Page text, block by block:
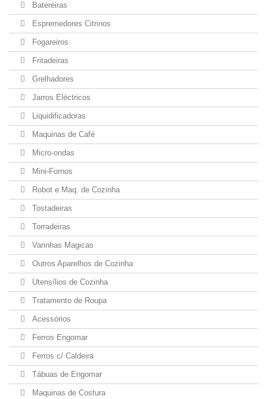
Batereiras
Espremedores Citrinos
Fogareiros
Fritadeiras
Grelhadores
Jarros Eléctricos
Liquidificadoras
Maquinas de Café
Micro-ondas
Mini-Fornos
Robot e Maq. de Cozinha
Tostadeiras
Torradeiras
Varinhas Magicas
Outros Aparelhos de Cozinha
Utensílios de Cozinha
Tratamento de Roupa
Acessórios
Ferros Engomar
Ferros c/ Caldeira
Tábuas de Engomar
Maquinas de Costura